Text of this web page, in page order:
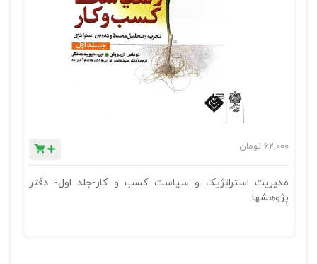
62,000 تومان
مدیریت استراتژیک و سیاست کسب و کار-جلد اول- دفتر
پژوهشها